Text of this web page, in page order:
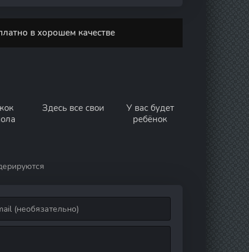
в хорошем качестве
Здесь все свои
У вас будет
ребёнок